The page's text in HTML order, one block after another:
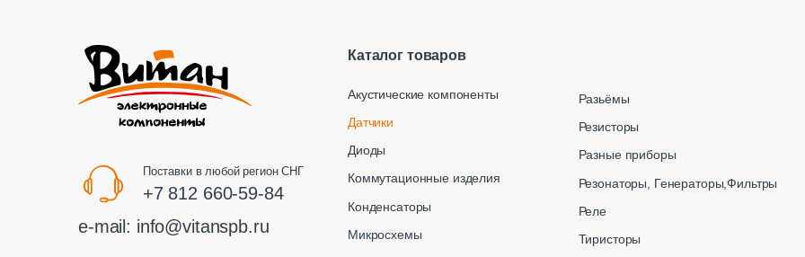
Поставки в любой регион СНГ
+7 812 660-59-84
e-mail: info@vitanspb.ru
Каталог товаров
Акустические компоненты
Датчики
Диоды
Коммутационные изделия
Конденсаторы
Микросхемы
Разьёмы
Резисторы
Разные приборы
Резонаторы, Генераторы,Фильтры
Реле
Тиристоры